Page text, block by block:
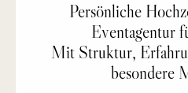
Persönliche
Eventagentur
Mit Struktur,
besondere